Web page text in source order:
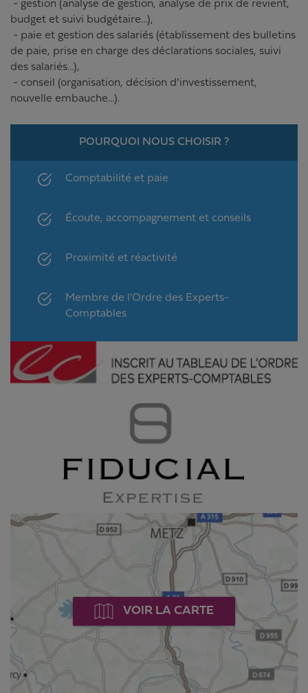
- gestion (analyse de gestion, analyse de prix de revient,
budget et suivi budgétaire…),
- paie et gestion des salariés (établissement des bulletins
de paie, prise en charge des déclarations sociales, suivi
des salariés…),
- conseil (organisation, décision d’investissement,
nouvelle embauche…).
POURQUOI NOUS CHOISIR ?
Comptabilité et paie
Écoute, accompagnement et conseils
Proximité et réactivité
Membre de l'Ordre des Experts-
Comptables
VOIR LA CARTE